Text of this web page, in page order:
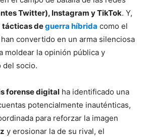
Twitter), Instagram y TikTok. Y,
tácticas deguerra híbrida como el
convertido en un arma silenciosa
moldear la opinión pública y
del socio.
forense digital ha identificado una
potencialmente inauténticas,
para reforzar la imagen
y erosionar la de su rival, el